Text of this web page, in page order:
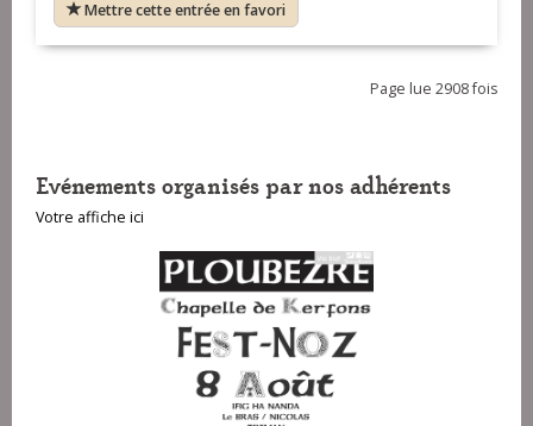
Mettre cette entrée en favori
Page lue 2908 fois
Evénements organisés par nos adhérents
Votre affiche ici